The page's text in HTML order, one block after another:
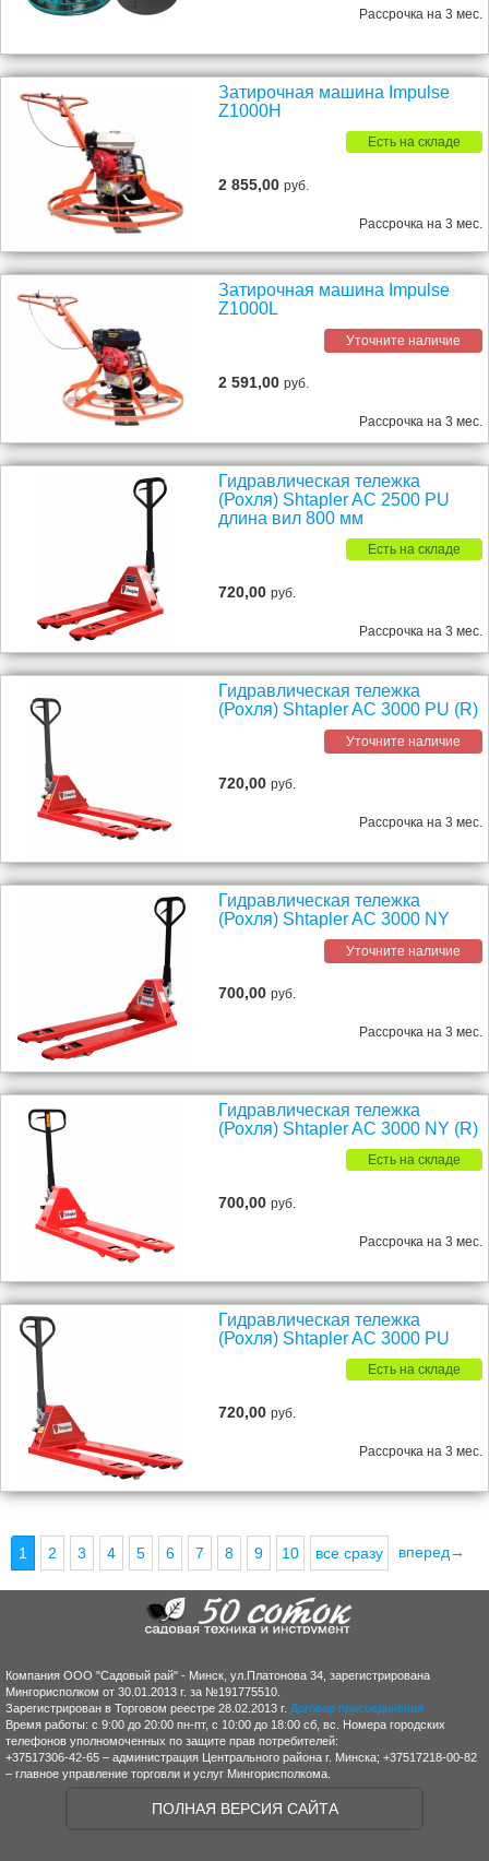
Рассрочка на 3 мес.
Затирочная машина Impulse
Z1000H
Есть на складе
2 855,00руб.
Рассрочка на 3 мес.
Затирочная машина Impulse
Z1000L
Уточните наличие
2 591,00руб.
Рассрочка на 3 мес.
Гидравлическая тележка
(Рохля) Shtapler AC 2500 PU
длина вил 800 мм
Есть на складе
720,00руб.
Рассрочка на 3 мес.
Гидравлическая тележка
(Рохля) Shtapler AC 3000 PU (R)
Уточните наличие
720,00руб.
Рассрочка на 3 мес.
Гидравлическая тележка
(Рохля) Shtapler AC 3000 NY
Уточните наличие
700,00руб.
Рассрочка на 3 мес.
Гидравлическая тележка
(Рохля) Shtapler AC 3000 NY (R)
Есть на складе
700,00руб.
Рассрочка на 3 мес.
Гидравлическая тележка
(Рохля) Shtapler AC 3000 PU
Есть на складе
720,00руб.
Рассрочка на 3 мес.
1 2 3 4 5 6 7 8 9 10 все сразу вперед→
Компания ООО "Садовый рай" - Минск, ул.Платонова 34, зарегистрирована
Мингорисполком от 30.01.2013 г. за №191775510.
Зарегистрирован в Торговом реестре 28.02.2013 г. Договор присоединения
Время работы: с 9:00 до 20:00 пн-пт, с 10:00 до 18:00 сб, вс. Номера городских
телефонов уполномоченных по защите прав потребителей:
+37517306-42-65 – администрация Центрального района г. Минска; +37517218-00-82
– главное управление торговли и услуг Мингорисполкома.
ПОЛНАЯ ВЕРСИЯ САЙТА